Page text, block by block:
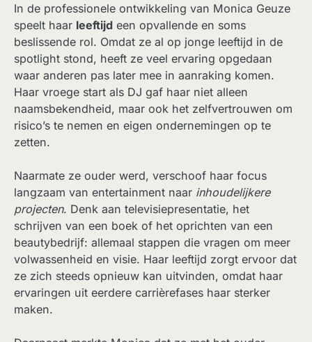
In de professionele ontwikkeling van Monica Geuze
speelt haar leeftijd een opvallende en soms
beslissende rol. Omdat ze al op jonge leeftijd in de
spotlight stond, heeft ze veel ervaring opgedaan
waar anderen pas later mee in aanraking komen.
Haar vroege start als DJ gaf haar niet alleen
naamsbekendheid, maar ook het zelfvertrouwen om
risico’s te nemen en eigen ondernemingen op te
zetten.
Naarmate ze ouder werd, verschoof haar focus
langzaam van entertainment naar inhoudelijkere
projecten. Denk aan televisiepresentatie, het
schrijven van een boek of het oprichten van een
beautybedrijf: allemaal stappen die vragen om meer
volwassenheid en visie. Haar leeftijd zorgt ervoor dat
ze zich steeds opnieuw kan uitvinden, omdat haar
ervaringen uit eerdere carrièrefases haar sterker
maken.